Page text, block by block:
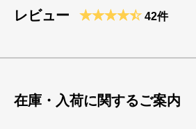
レビュー 42件
在庫・入荷に関するご案内